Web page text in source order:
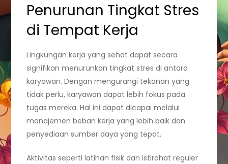
Penurunan Tingkat Stres
di Tempat Kerja
Lingkungan kerja yang sehat dapat secara
signifikan menurunkan tingkat stres di antara
karyawan. Dengan mengurangi tekanan yang
tidak perlu, karyawan dapat lebih fokus pada
tugas mereka. Hal ini dapat dicapai melalui
manajemen beban kerja yang lebih baik dan
penyediaan sumber daya yang tepat.
Aktivitas seperti latihan fisik dan istirahat reguler